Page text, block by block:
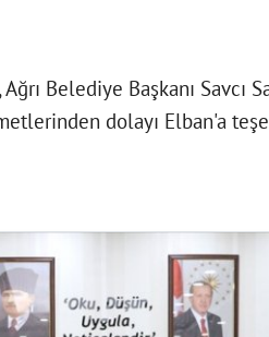
Belediye Başkanı Savcı
dolayı Elban'a